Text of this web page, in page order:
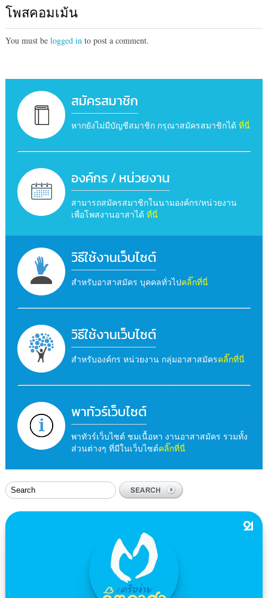
โพสคอมเม้น
You must be logged into post a comment.
สมัครสมาชิก
หากยังไม่มีบัญชีสมาชิก กรุณาสมัครสมาชิกได้ ที่นี่
องค์กร / หน่วยงาน
สามารถสมัครสมาชิกในนามองค์กร/หน่วยงาน
เพื่อโพสงานอาสาได้ ที่นี่
วิธีใช้งานเว็บไซต์
สำหรับอาสาสมัคร บุคคลทั่วไปคลิ๊กที่นี่
วิธีใช้งานเว็บไซต์
สำหรับองค์กร หน่วยงาน กลุ่มอาสาสมัครคลิ๊กที่นี่
พาทัวร์เว็บไซต์
พาทัวร์เว็บไซต์ ชมเนื้อหา งานอาสาสมัคร รวมทั้ง
ส่วนต่างๆ ที่มีในเว็บไซต์คลิ๊กที่นี่